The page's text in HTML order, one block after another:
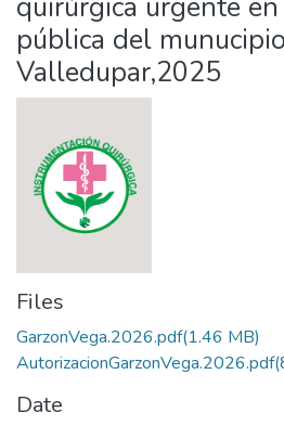
pública del
Valledupar,2025
Files
GarzonVega.2026.pdf(1.46 MB)
AutorizacionGarzonVega.2026.pdf
Date